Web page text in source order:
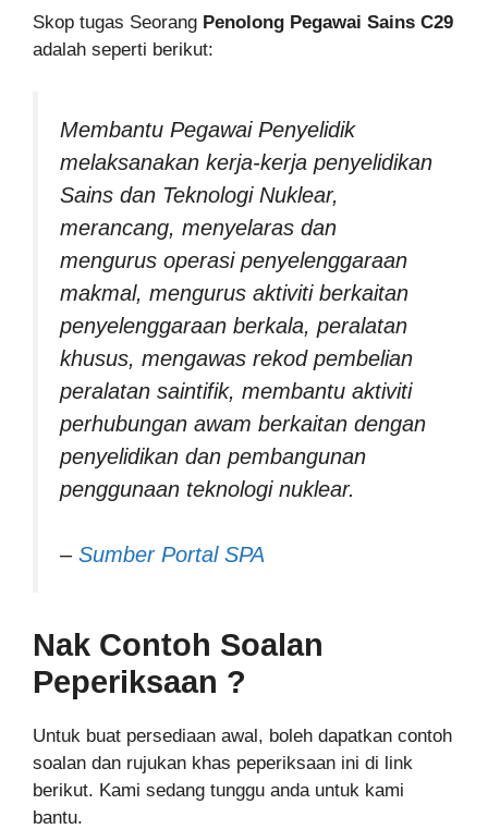
Skop tugas Seorang Penolong Pegawai Sains C29
adalah seperti berikut:
Membantu Pegawai Penyelidik
melaksanakan kerja-kerja penyelidikan
Sains dan Teknologi Nuklear,
merancang, menyelaras dan
mengurus operasi penyelenggaraan
makmal, mengurus aktiviti berkaitan
penyelenggaraan berkala, peralatan
khusus, mengawas rekod pembelian
peralatan saintifik, membantu aktiviti
perhubungan awam berkaitan dengan
penyelidikan dan pembangunan
penggunaan teknologi nuklear.
– Sumber Portal SPA
Nak Contoh Soalan
Peperiksaan ?
Untuk buat persediaan awal, boleh dapatkan contoh
soalan dan rujukan khas peperiksaan ini di link
berikut. Kami sedang tunggu anda untuk kami
bantu.